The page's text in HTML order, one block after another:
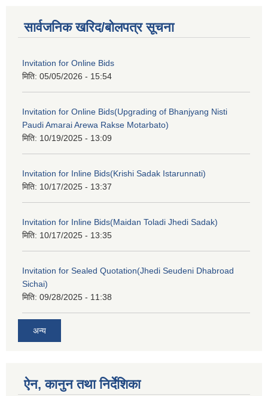
सार्वजनिक खरिद/बोलपत्र सूचना
Invitation for Online Bids
मिति: 05/05/2026 - 15:54
Invitation for Online Bids(Upgrading of Bhanjyang Nisti
Paudi Amarai Arewa Rakse Motarbato)
मिति: 10/19/2025 - 13:09
Invitation for Inline Bids(Krishi Sadak Istarunnati)
मिति: 10/17/2025 - 13:37
Invitation for Inline Bids(Maidan Toladi Jhedi Sadak)
मिति: 10/17/2025 - 13:35
Invitation for Sealed Quotation(Jhedi Seudeni Dhabroad
Sichai)
मिति: 09/28/2025 - 11:38
अन्य
ऐन, कानुन तथा निर्देशिका